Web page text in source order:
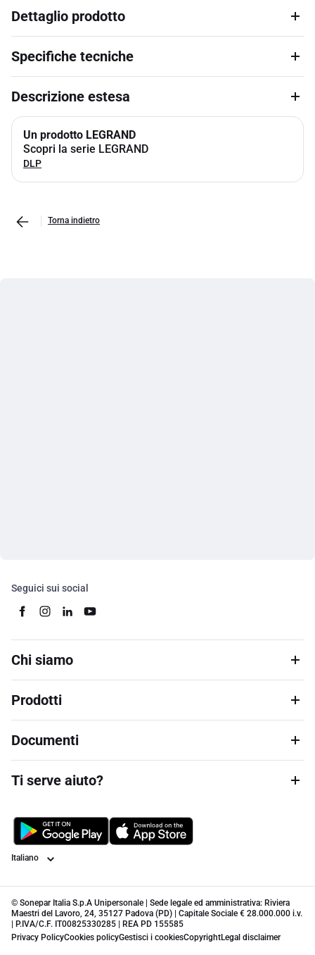
Dettaglio prodotto
Specifiche tecniche
Descrizione estesa
Un prodotto LEGRAND
Scopri la serie LEGRAND
DLP
Torna indietro
Seguici sui social
Chi siamo
Prodotti
Documenti
Ti serve aiuto?
Lingua
© Sonepar Italia S.p.A Unipersonale | Sede legale ed amministrativa: Riviera
Maestri del Lavoro, 24, 35127 Padova (PD) | Capitale Sociale € 28.000.000 i.v.
| P.IVA/C.F. IT00825330285 | REA PD 155585
Privacy PolicyCookies policyGestisci i cookiesCopyrightLegal disclaimer